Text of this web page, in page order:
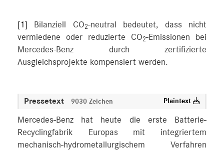
[1] Bilanziell CO2-neutral bedeutet, dass nicht
vermiedene oder reduzierte CO2-Emissionen bei
Mercedes-Benz durch zertifizierte
Ausgleichsprojekte kompensiert werden.
Pressetext 9030 Zeichen Plaintext
Mercedes-Benz hat heute die erste Batterie-
Recyclingfabrik Europas mit integriertem
mechanisch-hydrometallurgischem Verfahren